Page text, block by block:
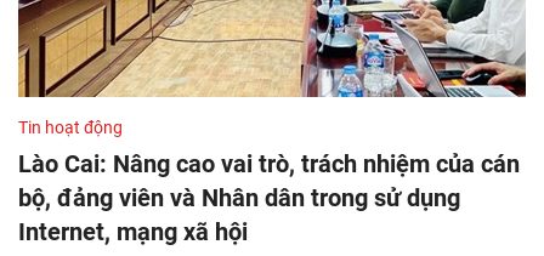
Tin hoạt động
Lào Cai: Nâng cao vai trò, trách nhiệm của cán
bộ, đảng viên và Nhân dân trong sử dụng
Internet, mạng xã hội